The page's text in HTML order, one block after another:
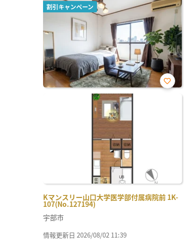
割引キャンペーン
Kマンスリー山口大学医学部付属病院前 1K-
107(No.127194)
お気
宇部市
情報更新日 2026/08/02 11:39